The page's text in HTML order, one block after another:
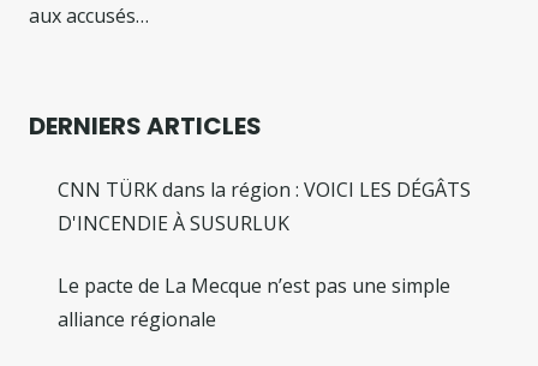
aux accusés…
DERNIERS ARTICLES
CNN TÜRK dans la région : VOICI LES DÉGÂTS
D'INCENDIE À SUSURLUK
Le pacte de La Mecque n’est pas une simple
alliance régionale